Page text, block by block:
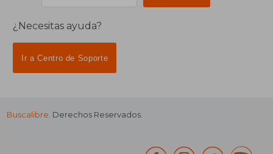
¿Necesitas ayuda?
Ir a Centro de Soporte
Buscalibre. Derechos Reservados.